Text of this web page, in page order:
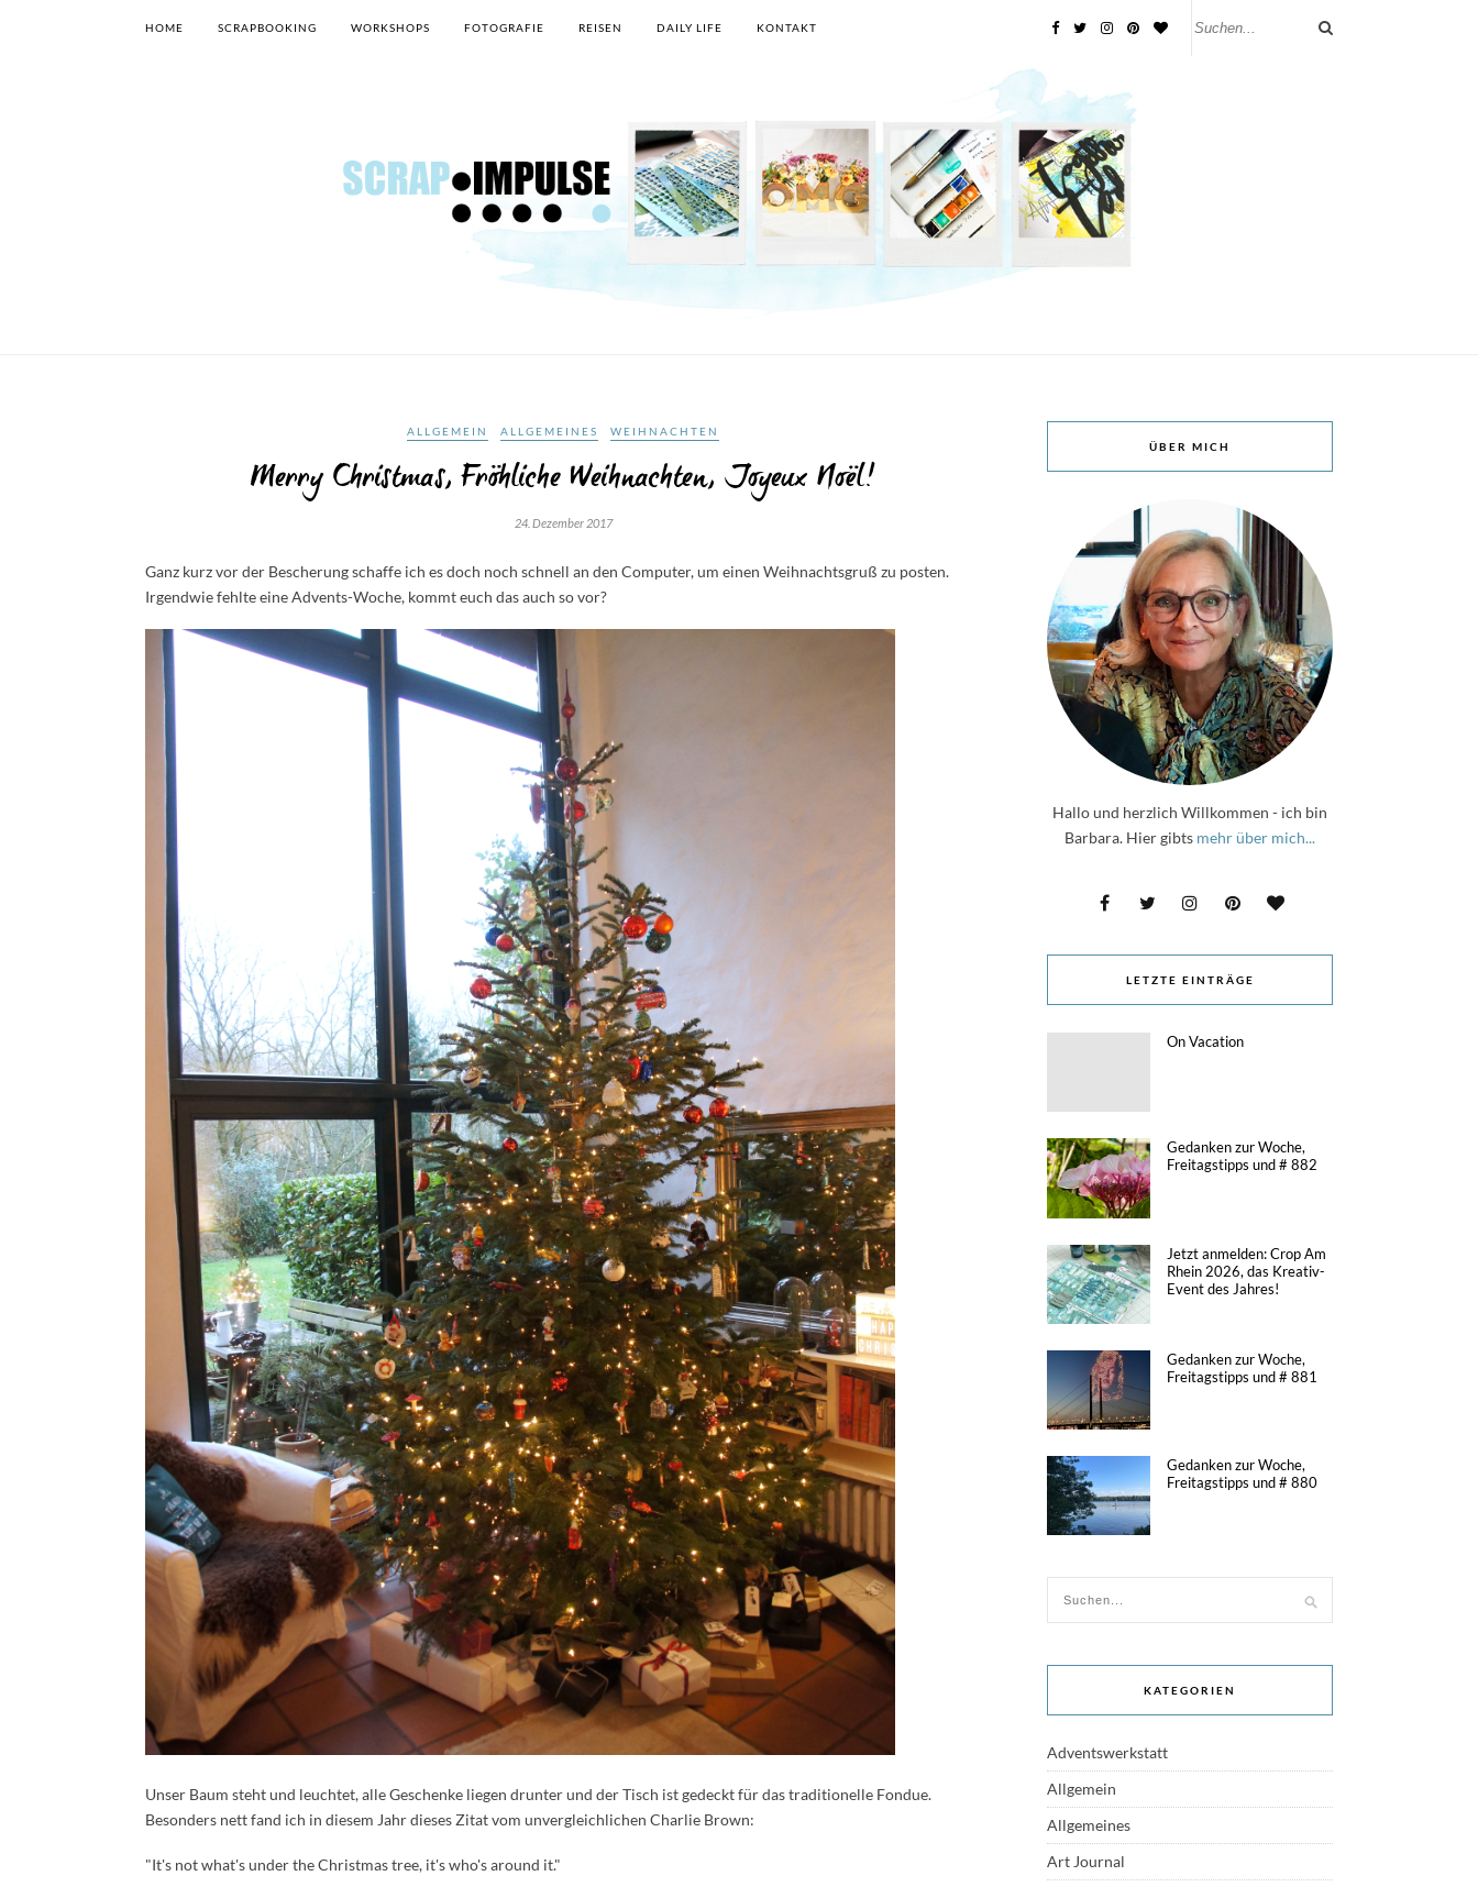
HOME SCRAPBOOKING WORKSHOPS FOTOGRAFIE REISEN DAILY LIFE KONTAKT
ALLGEMEIN ALLGEMEINES WEIHNACHTEN
Merry Christmas, Fröhliche Weihnachten, Joyeux Noël!
24. Dezember 2017
Ganz kurz vor der Bescherung schaffe ich es doch noch schnell an den Computer, um einen Weihnachtsgruß zu posten.
Irgendwie fehlte eine Advents-Woche, kommt euch das auch so vor?
Unser Baum steht und leuchtet, alle Geschenke liegen drunter und der Tisch ist gedeckt für das traditionelle Fondue.
Besonders nett fand ich in diesem Jahr dieses Zitat vom unvergleichlichen Charlie Brown:
"It's not what's under the Christmas tree, it's who's around it."
ÜBER MICH
Hallo und herzlich Willkommen - ich bin
Barbara. Hier gibts mehr über mich...
LETZTE EINTRÄGE
On Vacation
Gedanken zur Woche,
Freitagstipps und # 882
Jetzt anmelden: Crop Am
Rhein 2026, das Kreativ-
Event des Jahres!
Gedanken zur Woche,
Freitagstipps und # 881
Gedanken zur Woche,
Freitagstipps und # 880
KATEGORIEN
Adventswerkstatt
Allgemein
Allgemeines
Art Journal